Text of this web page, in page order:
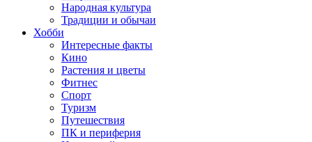
Народная культура
Традиции и обычаи
Хобби
Интересные факты
Кино
Растения и цветы
Фитнес
Спорт
Туризм
Путешествия
ПК и периферия